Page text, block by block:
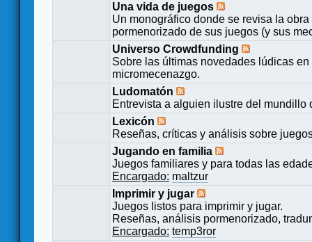
Una vida de juegos
Un monográfico donde se revisa la
pormenorizado de sus juegos (y sus
Universo Crowdfunding
Sobre las últimas novedades lúdicas
micromecenazgo.
Ludomatón
Entrevista a alguien ilustre del mundillo
Lexicón
Reseñas, críticas y análisis sobre
Jugando en familia
Juegos familiares y para todas las
Encargado: maltzur
Imprimir y jugar
Juegos listos para imprimir y jugar.
Reseñas, análisis pormenorizado,
Encargado: temp3ror